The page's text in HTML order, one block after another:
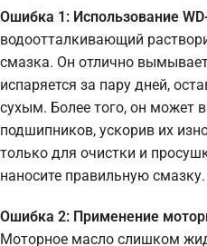
Ошибка 1: Использование
водоотталкивающий
смазка. Он отлично
испаряется за пару дней,
сухым. Более того, он может
подшипников, ускорив их
только для очистки и
наносите правильную смазку.
Ошибка 2: Применение
Моторное масло слишком